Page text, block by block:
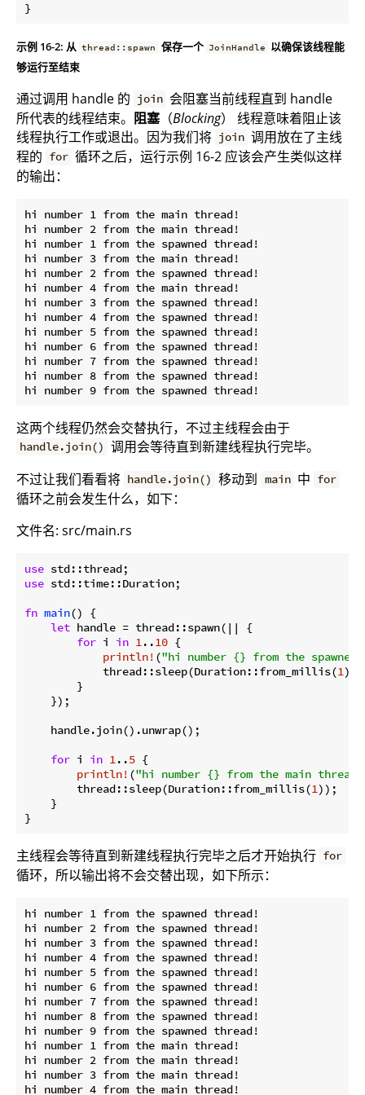
}
示例 16-2: 从 thread::spawn 保存一个 JoinHandle 以确保该线程能
够运行至结束
通过调用 handle 的 join 会阻塞当前线程直到 handle
所代表的线程结束。 阻塞 （Blocking） 线程意味着阻止该
线程执行工作或退出。因为我们将 join 调用放在了主线
程的 for 循环之后，运行示例 16-2 应该会产生类似这样
的输出：
hi number 1 from the main thread!
hi number 2 from the main thread!
hi number 1 from the spawned thread!
hi number 3 from the main thread!
hi number 2 from the spawned thread!
hi number 4 from the main thread!
hi number 3 from the spawned thread!
hi number 4 from the spawned thread!
hi number 5 from the spawned thread!
hi number 6 from the spawned thread!
hi number 7 from the spawned thread!
hi number 8 from the spawned thread!
这两个线程仍然会交替执行，不过主线程会由于
handle.join() 调用会等待直到新建线程执行完毕。
不过让我们看看将 handle.join() 移动到 main 中 for
循环之前会发生什么，如下：
文件名: src/main.rs
use
use std::time::Duration;
fn main() {
let handle = thread::spawn(|| {
for i in 1..10 {
println! ("hi number {} from the
            thread::sleep(Duration::from_millis(
1));
        }
    });
    handle.join().unwrap();
for i in 1..5 {
println! ("hi number {} from the main
        thread::sleep(Duration::from_millis(
1));
    }
}
主线程会等待直到新建线程执行完毕之后才开始执行 for
循环，所以输出将不会交替出现，如下所示：
hi number 1 from the spawned thread!
hi number 2 from the spawned thread!
hi number 3 from the spawned thread!
hi number 4 from the spawned thread!
hi number 5 from the spawned thread!
hi number 6 from the spawned thread!
hi number 7 from the spawned thread!
hi number 8 from the spawned thread!
hi number 9 from the spawned thread!
hi number 1 from the main thread!
hi number 2 from the main thread!
hi number 3 from the main thread!